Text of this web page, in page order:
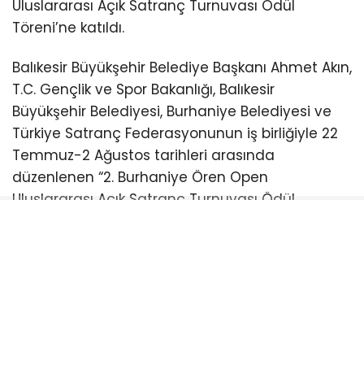
Uluslararası Açık Satranç Turnuvası Ödül
Töreni’ne katıldı.
Balıkesir Büyükşehir Belediye Başkanı Ahmet Akın,
T.C. Gençlik ve Spor Bakanlığı, Balıkesir
Büyükşehir Belediyesi, Burhaniye Belediyesi ve
Türkiye Satranç Federasyonunun iş birliğiyle 22
Temmuz-2 Ağustos tarihleri arasında
düzenlenen “2. Burhaniye Ören Open
Uluslararası Açık Satranç Turnuvası Ödül